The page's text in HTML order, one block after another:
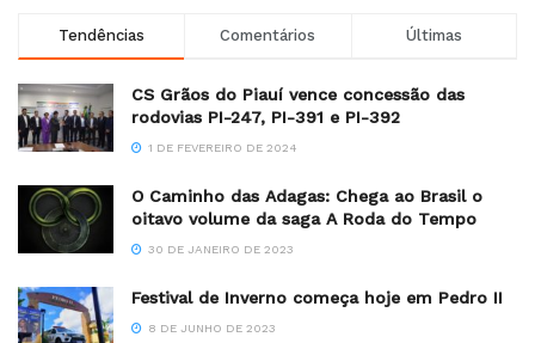
Tendências Comentários Últimas
CS Grãos do Piauí vence concessão das
rodovias PI-247, PI-391 e PI-392
1 DE FEVEREIRO DE 2024
O Caminho das Adagas: Chega ao Brasil o
oitavo volume da saga A Roda do Tempo
30 DE JANEIRO DE 2023
Festival de Inverno começa hoje em Pedro II
8 DE JUNHO DE 2023